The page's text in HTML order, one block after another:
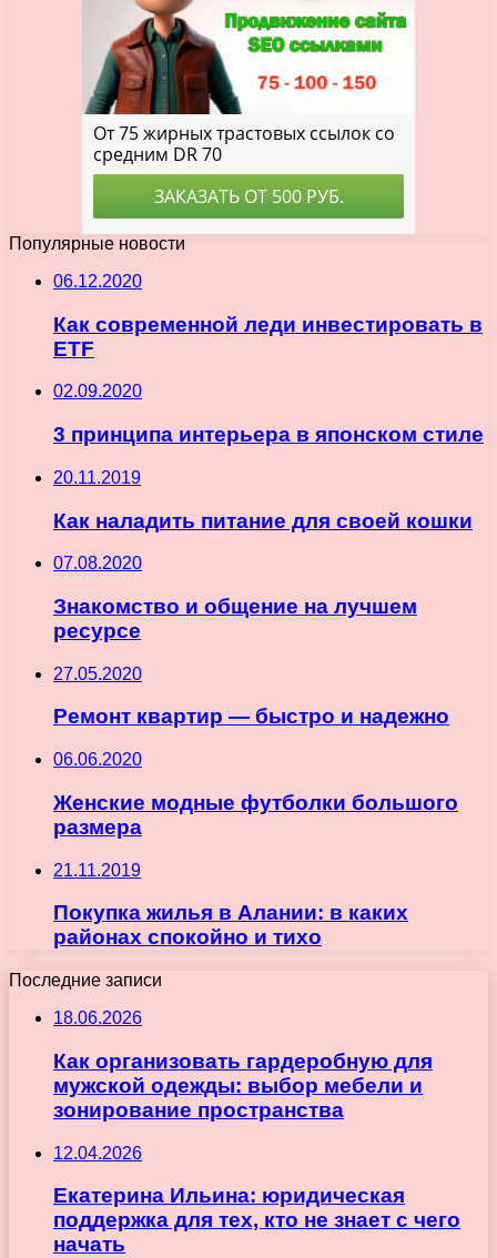
Популярные новости
06.12.2020
Как современной леди инвестировать в
ETF
02.09.2020
3 принципа интерьера в японском стиле
20.11.2019
Как наладить питание для своей кошки
07.08.2020
Знакомство и общение на лучшем
ресурсе
27.05.2020
Ремонт квартир — быстро и надежно
06.06.2020
Женские модные футболки большого
размера
21.11.2019
Покупка жилья в Алании: в каких
районах спокойно и тихо
Последние записи
18.06.2026
Как организовать гардеробную для
мужской одежды: выбор мебели и
зонирование пространства
12.04.2026
Екатерина Ильина: юридическая
поддержка для тех, кто не знает с чего
начать